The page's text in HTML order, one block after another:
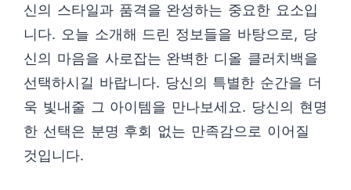
신의 스타일과 품격을 완성하는 중요한 요소입
니다. 오늘 소개해 드린 정보들을 바탕으로, 당
신의 마음을 사로잡는 완벽한 디올 클러치백을
선택하시길 바랍니다. 당신의 특별한 순간을 더
욱 빛내줄 그 아이템을 만나보세요. 당신의 현명
한 선택은 분명 후회 없는 만족감으로 이어질
것입니다.